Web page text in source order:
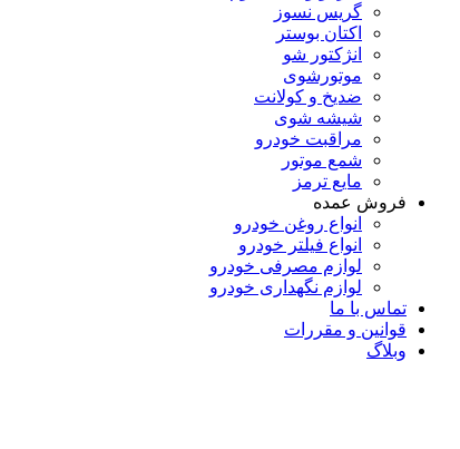
گریس نسوز
اکتان بوستر
انژکتور شو
موتورشوی
ضدیخ و کولانت
شیشه شوی
مراقبت خودرو
شمع موتور
مایع ترمز
فروش عمده
انواع روغن خودرو
انواع فیلتر خودرو
لوازم مصرفی خودرو
لوازم نگهداری خودرو
تماس با ما
قوانین و مقررات
وبلاگ